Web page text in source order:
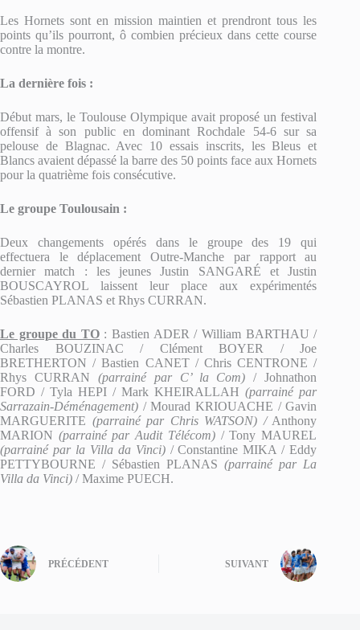
Les Hornets sont en mission maintien et prendront tous les
points qu’ils pourront, ô combien précieux dans cette course
contre la montre.
La dernière fois :
Début mars, le Toulouse Olympique avait proposé un festival
offensif à son public en dominant Rochdale 54-6 sur sa
pelouse de Blagnac. Avec 10 essais inscrits, les Bleus et
Blancs avaient dépassé la barre des 50 points face aux Hornets
pour la quatrième fois consécutive.
Le groupe Toulousain :
Deux changements opérés dans le groupe des 19 qui
effectuera le déplacement Outre-Manche par rapport au
dernier match : les jeunes Justin SANGARÉ et Justin
BOUSCAYROL laissent leur place aux expérimentés
Sébastien PLANAS et Rhys CURRAN.
Le groupe du TO: Bastien ADER / William BARTHAU /
Charles BOUZINAC / Clément BOYER / Joe
BRETHERTON / Bastien CANET / Chris CENTRONE /
Rhys CURRAN (parrainé par C’ la Com)/ Johnathon
FORD / Tyla HEPI / Mark KHEIRALLAH(parrainé par
Sarrazain-Déménagement) / Mourad KRIOUACHE / Gavin
MARGUERITE (parrainé par Chris WATSON) /Anthony
MARION (parrainé par Audit Télécom) / Tony MAUREL
(parrainé par la Villa da Vinci)/ Constantine MIKA / Eddy
PETTYBOURNE / Sébastien PLANAS(parrainé par La
Villa da Vinci) / Maxime PUECH.
PRÉCÉDENT SUIVANT